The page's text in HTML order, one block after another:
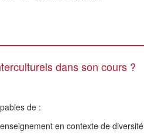
dans son cours ?
de :
en contexte de diversité